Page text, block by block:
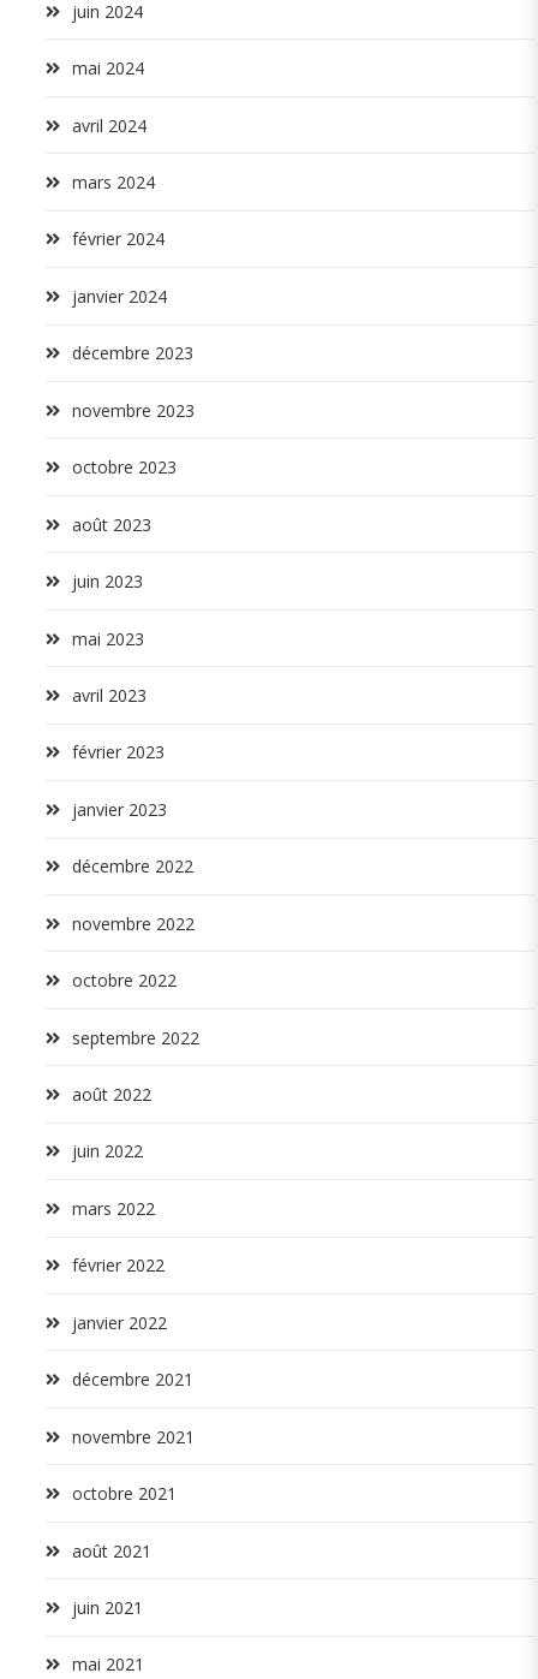
juin 2024
mai 2024
avril 2024
mars 2024
février 2024
janvier 2024
décembre 2023
novembre 2023
octobre 2023
août 2023
juin 2023
mai 2023
avril 2023
février 2023
janvier 2023
décembre 2022
novembre 2022
octobre 2022
septembre 2022
août 2022
juin 2022
mars 2022
février 2022
janvier 2022
décembre 2021
novembre 2021
octobre 2021
août 2021
juin 2021
mai 2021